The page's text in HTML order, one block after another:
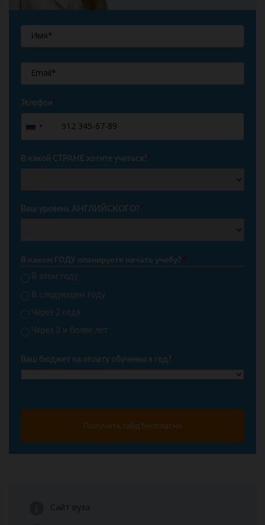
Телефон*
Russia
+7
В какой СТРАНЕ хотите учиться?*
Ваш уровень АНГЛИЙСКОГО?*
В каком ГОДУ планируете начать учебу?*
В этом году
В следующем году
Через 2 года
Через 3 и более лет
Ваш бюджет на оплату обучения в год?*
Получить гайд бесплатно
Сайт вуза